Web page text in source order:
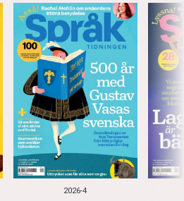
2026-4